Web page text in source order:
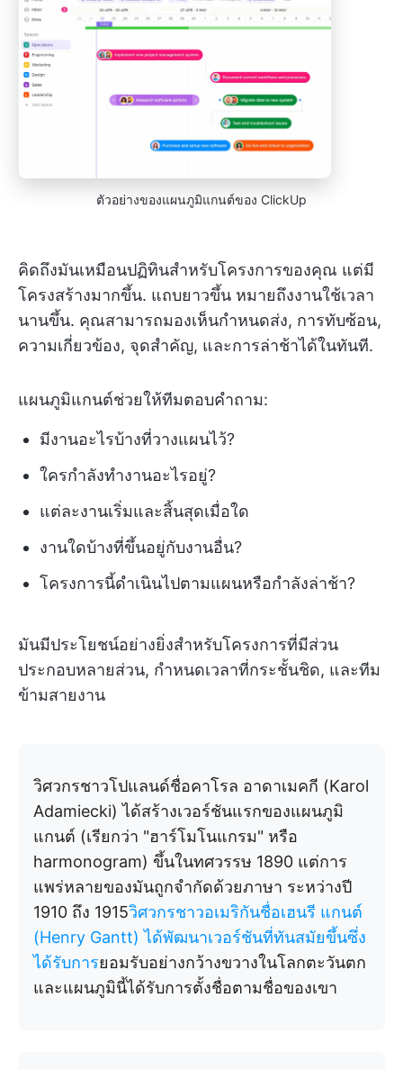
ตัวอย่างของแผนภูมิแกนต์ของ ClickUp
คิดถึงมันเหมือนปฏิทินสำหรับโครงการของคุณ แต่มี
โครงสร้างมากขึ้น. แถบยาวขึ้น หมายถึงงานใช้เวลา
นานขึ้น. คุณสามารถมองเห็นกำหนดส่ง, การทับซ้อน,
ความเกี่ยวข้อง, จุดสำคัญ, และการล่าช้าได้ในทันที.
แผนภูมิแกนต์ช่วยให้ทีมตอบคำถาม:
มีงานอะไรบ้างที่วางแผนไว้?
ใครกำลังทำงานอะไรอยู่?
แต่ละงานเริ่มและสิ้นสุดเมื่อใด
งานใดบ้างที่ขึ้นอยู่กับงานอื่น?
โครงการนี้ดำเนินไปตามแผนหรือกำลังล่าช้า?
มันมีประโยชน์อย่างยิ่งสำหรับโครงการที่มีส่วน
ประกอบหลายส่วน, กำหนดเวลาที่กระชั้นชิด, และทีม
ข้ามสายงาน
วิศวกรชาวโปแลนด์ชื่อคาโรล อาดาเมคกี (Karol
Adamiecki) ได้สร้างเวอร์ชันแรกของแผนภูมิ
แกนต์ (เรียกว่า "ฮาร์โมโนแกรม" หรือ
harmonogram) ขึ้นในทศวรรษ 1890 แต่การ
แพร่หลายของมันถูกจำกัดด้วยภาษา ระหว่างปี
1910 ถึง 1915วิศวกรชาวอเมริกันชื่อเฮนรี แกนต์
(Henry Gantt) ได้พัฒนาเวอร์ชันที่ทันสมัยขึ้นซึ่ง
ได้รับการยอมรับอย่างกว้างขวางในโลกตะวันตก
และแผนภูมินี้ได้รับการตั้งชื่อตามชื่อของเขา